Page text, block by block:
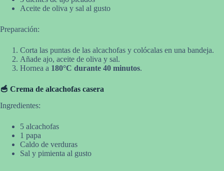
Aceite de oliva y sal al gusto
Preparación:
Corta las puntas de las alcachofas y colócalas en una bandeja.
Añade ajo, aceite de oliva y sal.
Hornea a 180°C durante 40 minutos.
🥣 Crema de alcachofas casera
Ingredientes:
5 alcachofas
1 papa
Caldo de verduras
Sal y pimienta al gusto